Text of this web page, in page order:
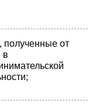
полученные от
в